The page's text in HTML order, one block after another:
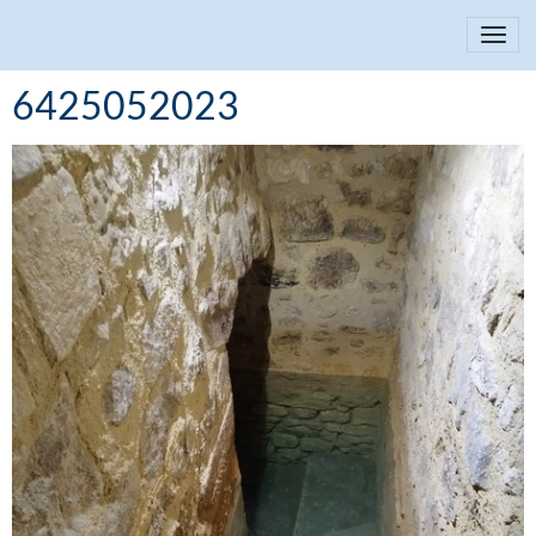
6425052023